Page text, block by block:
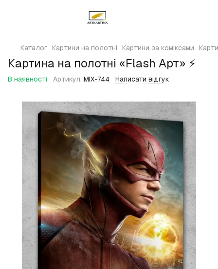
Каталог Картини на полотні Картини за коміксами
Картина на полотні «Flash Арт» ⚡
В наявності Артикул: MIX-744 Написати відгук